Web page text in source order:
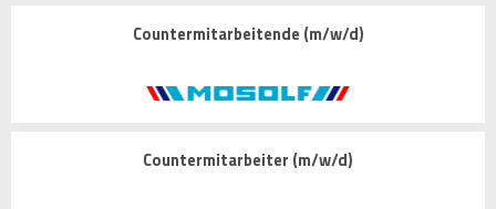
Countermitarbeitende (m/w/d)
Countermitarbeiter (m/w/d)